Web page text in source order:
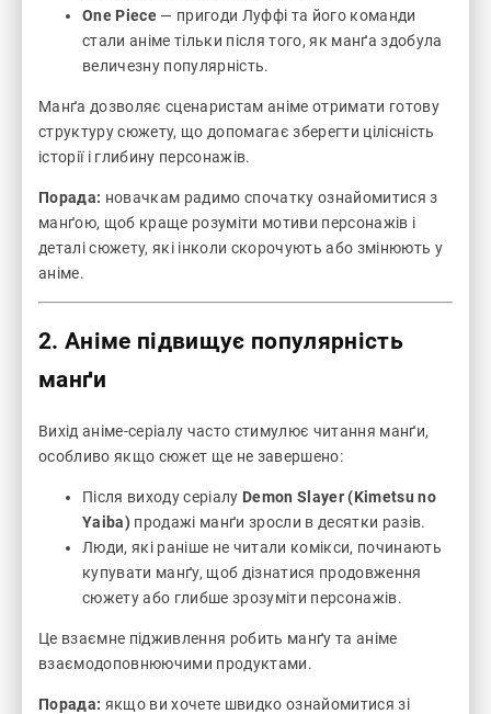
One Piece — пригоди Луффі та його команди
стали аніме тільки після того, як манґа здобула
величезну популярність.
Манґа дозволяє сценаристам аніме отримати готову
структуру сюжету, що допомагає зберегти цілісність
історії і глибину персонажів.
Порада: новачкам радимо спочатку ознайомитися з
манґою, щоб краще розуміти мотиви персонажів і
деталі сюжету, які інколи скорочують або змінюють у
аніме.
2. Аніме підвищує популярність
манґи
Вихід аніме-серіалу часто стимулює читання манґи,
особливо якщо сюжет ще не завершено:
Після виходу серіалу Demon Slayer (Kimetsu no
Yaiba) продажі манґи зросли в десятки разів.
Люди, які раніше не читали комікси, починають
купувати манґу, щоб дізнатися продовження
сюжету або глибше зрозуміти персонажів.
Це взаємне підживлення робить манґу та аніме
взаємодоповнюючими продуктами.
Порада: якщо ви хочете швидко ознайомитися зі